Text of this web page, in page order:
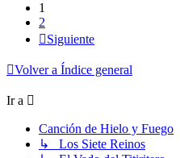
1
2
Siguiente
Volver a Índice general
Ir a
Canción de Hielo y Fuego
↳ Los Siete Reinos